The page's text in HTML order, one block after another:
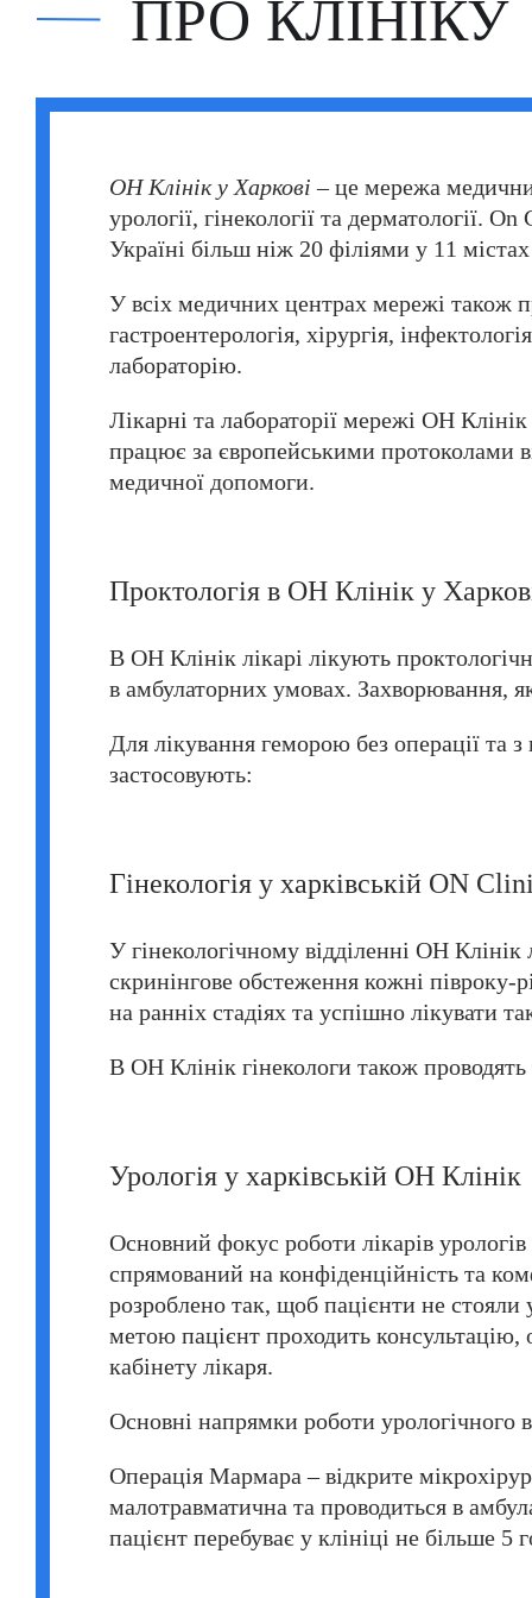
Фатіх Айдоган (Fatih Aydogan)
Хамдулла Созен (Hamdullah Sozen)
ПРО КЛІНІКУ
ОН Клінік у Харкові – це мережа
урології, гінекології та дерматології.
Україні більш ніж 20 філіями у 11
У всіх медичних центрах мережі також
гастроентерологія, хірургія,
лабораторію.
Лікарні та лабораторії мережі ОН
працює за європейськими протоколами
медичної допомоги.
Проктологія в ОН Клінік у
В ОН Клінік лікарі лікують
в амбулаторних умовах. Захворювання,
Для лікування геморою без операції та
застосовують:
Гінекологія у харківській ON
У гінекологічному відділенні ОН
скринінгове обстеження кожні півроку-
на ранніх стадіях та успішно лікувати
В ОН Клінік гінекологи також проводять
Урологія у харківській ОН Клінік
Основний фокус роботи лікарів
спрямований на конфіденційність та
розроблено так, щоб пацієнти не
метою пацієнт проходить консультацію,
кабінету лікаря.
Основні напрямки роботи урологічного
Операція Мармара – відкрите
малотравматична та проводиться в
пацієнт перебуває у клініці не більше